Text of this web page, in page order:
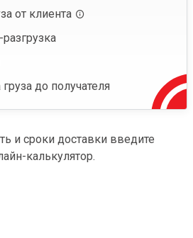
от клиента
до получателя
и сроки доставки введите
калькулятор.